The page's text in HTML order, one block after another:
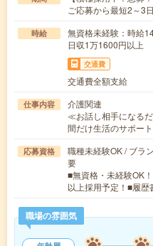
ご応募から最短2～3
時給
無資格未経験：時
日収1万1600円以上
交通費
交通費全額支給
仕事内容
介護関連
≪お話し相手になる
間だけ生活のサポー
応募資格
職種未経験OK / ブラ
要
■無資格・未経験OK
以上採用予定！■履
職場の雰囲気